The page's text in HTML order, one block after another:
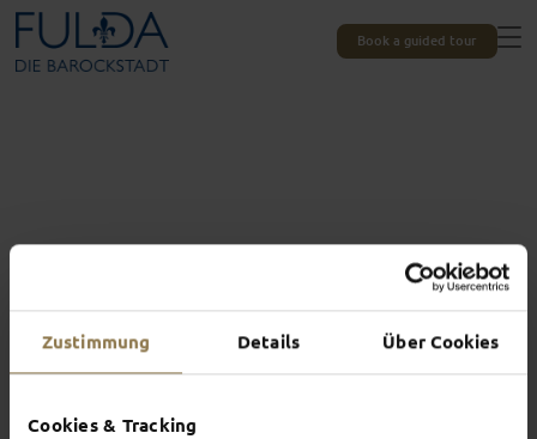
Zustimmung Details Über Cookies
Cookies & Tracking
Book a guided tour